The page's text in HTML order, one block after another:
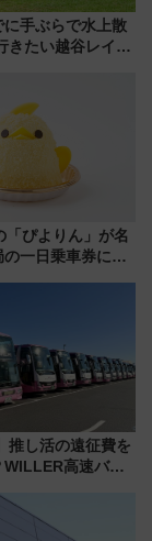
に手ぶらで水上散
きたい越谷レイク
「ぴよりん」が名
一日乗車券に！
推し活の遠征費を
WILLER高速バス
ート 予約期間・